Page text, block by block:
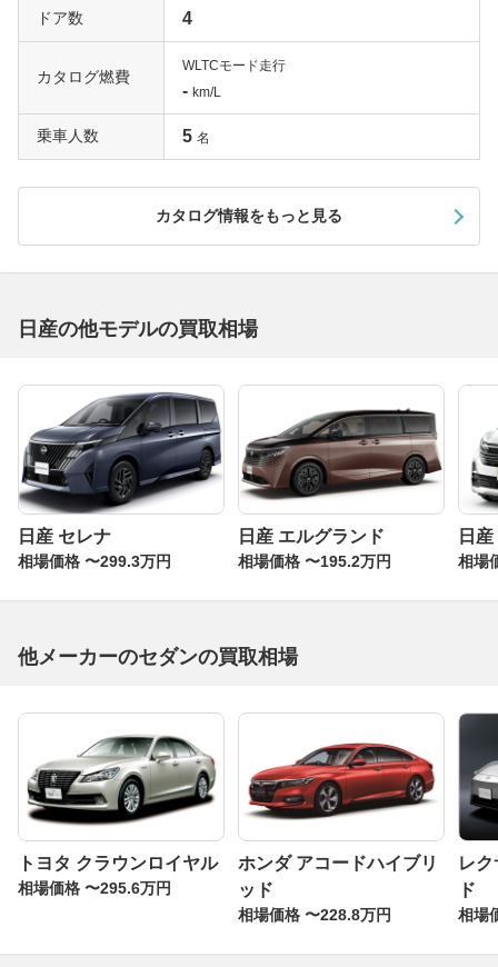
ドア数 4
カタログ燃費
WLTCモード走行
- km/L
乗車人数 5 名
カタログ情報をもっと見る
日産の他モデルの買取相場
日産 セレナ
相場価格 〜299.3万円
日産 エルグランド
相場価格 〜195.2万円
日
相場
他メーカーのセダンの買取相場
トヨタ クラウンロイヤル
相場価格 〜295.6万円
ホンダ アコードハイブリ
ッド
相場価格 〜228.8万円
レ
ド
相場